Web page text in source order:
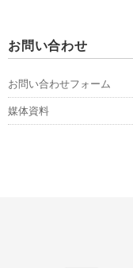
お問い合わせ
お問い合わせフォーム
媒体資料